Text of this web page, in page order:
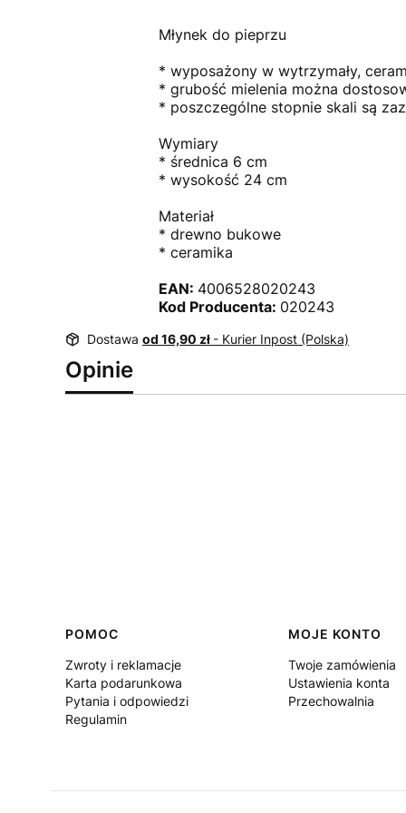
Młynek do pieprzu
* wyposażony w wytrzymały,
* grubość mielenia można
* poszczególne stopnie skali są
Wymiary
* średnica 6 cm
* wysokość 24 cm
Materiał
* drewno bukowe
* ceramika
EAN: 4006528020243
Kod Producenta: 020243
Dostawa od 16,90 zł - Kurier Inpost (Polska)
Opinie
Linki w stopce
POMOC
Zwroty i reklamacje
Karta podarunkowa
Pytania i odpowiedzi
Regulamin
MOJE KONTO
Twoje zamówienia
Ustawienia konta
Przechowalnia